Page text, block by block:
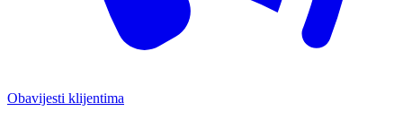
Obavijesti klijentima